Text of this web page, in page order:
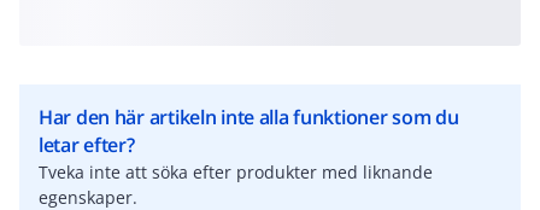
Har den här artikeln inte alla funktioner som du
letar efter?
Tveka inte att söka efter produkter med liknande
egenskaper.